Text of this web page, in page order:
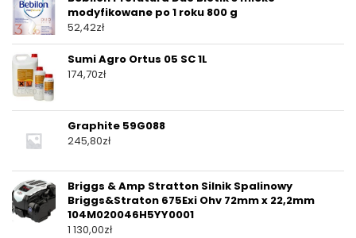
modyfikowane po 1 roku 800 g
52,42zł
Sumi Agro Ortus 05 SC 1L
174,70zł
Graphite 59G088
245,80zł
Briggs & Amp Stratton Silnik Spalinowy
Briggs&Straton 675Exi Ohv 72mm x 22,2mm
104M020046H5YY0001
1 130,00zł